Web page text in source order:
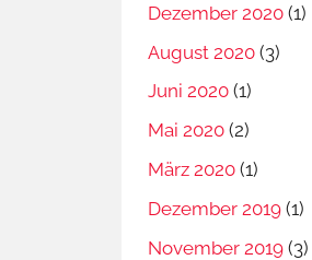
Dezember 2020 (1)
August 2020 (3)
Juni 2020 (1)
Mai 2020 (2)
März 2020 (1)
Dezember 2019 (1)
November 2019 (3)